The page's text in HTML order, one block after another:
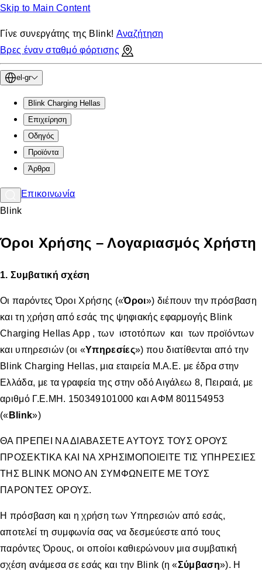
Skip to Main Content
Γίνε συνεργάτης της Blink! Αναζήτηση
Βρες έναν σταθμό φόρτισης
el-gr
Blink Charging Hellas
Eπιχείρηση
Οδηγός
Προϊόντα
Άρθρα
Επικοινωνία
Blink
Όροι Χρήσης – Λογαριασμός Χρήστη
1. Συμβατική σχέση
Οι παρόντες Όροι Χρήσης («Όροι») διέπουν την πρόσβαση
και τη χρήση από εσάς της ψηφιακής εφαρμογής Blink
Charging Hellas App , των ιστοτόπων και των προϊόντων
και υπηρεσιών (οι «Υπηρεσίες») που διατίθενται από την
Blink Charging Hellas, μια εταιρεία Μ.Α.Ε. με έδρα στην
Ελλάδα, με τα γραφεία της στην οδό Αιγάλεω 8, Πειραιά, με
αριθμό Γ.Ε.ΜΗ. 150349101000 και ΑΦΜ 801154953
(« Blink»)
ΘΑ ΠΡΕΠΕΙ ΝΑ ΔΙΑΒΑΣΕΤΕ ΑΥΤΟΥΣ ΤΟΥΣ ΟΡΟΥΣ
ΠΡΟΣΕΚΤΙΚΑ ΚΑΙ ΝΑ ΧΡΗΣΙΜΟΠΟΙΕΙΤΕ ΤΙΣ ΥΠΗΡΕΣΙΕΣ
ΤΗΣ BLINK ΜΟΝΟ ΑΝ ΣΥΜΦΩΝΕΙΤΕ ΜΕ ΤΟΥΣ
ΠΑΡΟΝΤΕΣ ΟΡΟΥΣ.
Η πρόσβαση και η χρήση των Υπηρεσιών από εσάς,
αποτελεί τη συμφωνία σας να δεσμεύεστε από τους
παρόντες Όρους, οι οποίοι καθιερώνουν μια συμβατική
σχέση ανάμεσα σε εσάς και την Blink (η «Σύμβαση»). H